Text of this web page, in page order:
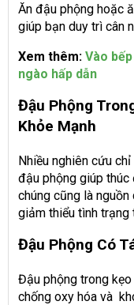
Ăn đậu phộng hoặc
giúp bạn duy trì cân
Xem thêm: Vào
ngào hấp dẫn
Đậu Phộng
Khỏe Mạnh
Nhiều nghiên cứu
đậu phộng giúp
chúng cũng là
giảm thiểu tình trạng
Đậu Phộng Có
Đậu phộng trong
chống oxy hóa và